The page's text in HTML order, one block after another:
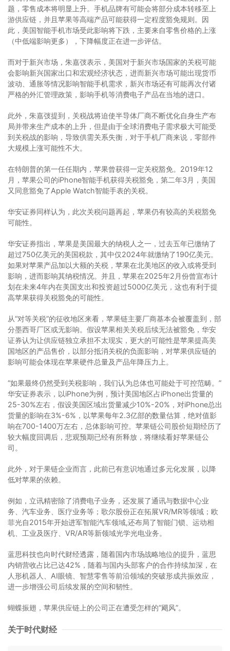
题，零售成本将明显上升。手机品牌有可能会将部分成本转移至上
游供应链，并且苹果等高端产品可能获得一定程度豁免规则。因
此，美国智能手机市场受此影响将下跌，主要来自零售价格的上涨
（中低端影响更多），下降幅度正在进一步评估。
而对于新兴市场，朱嘉弢表示，美国对于新兴市场国家的关税可能
会影响新兴国家出口和宏观经济状态，进而新兴市场可能出现货币
波动、通胀等情况影响智能手机需求，新兴市场还有可能再次付诸
严格的外汇管理政策，影响手机等消费电子产品在当地的进口。
此外，朱嘉弢提到，关税战将迫使半导体厂商不断优化自身生产布
局并带来生产成本的上升，但是由于全球消费电子需求极大可能受
到关税战的影响，导致供需关系失衡，对于手机厂商来说，零部件
大规模上涨可能性不大。
在特朗普的第一任任期内，苹果曾获得一定关税豁免。2019年12
月，苹果公司的iPhone智能手机获得关税豁免，第二年3月，美国
又同意豁免了Apple Watch智能手表的关税。
华安证券同样认为，此次关税问题再起，苹果仍有较高的关税豁免
可能性。
华安证券指出，苹果是美国最大的纳税人之一，过去五年已缴纳了
超过750亿美元的美国税款，其中仅2024年就缴纳了190亿美元。
如果对苹果产品加以大额的关税，苹果在北美地区的收入或将受到
影响，进而影响其纳税情况。并且，苹果在2025年2月份曾宣布计
划在未来4年内在美国支出和投资超过5000亿美元，这也有利于提
高苹果获得关税豁免的可能性。
从“对等关税”的征收地区来看，苹果链主要厂商基本会被覆盖到，部
分墨西哥厂区或无影响。假设苹果相关关税后续无法被豁免，华安
证券认为让供应链独立承担不太现实，更大的可能性是苹果提高美
国地区的产品售价，以部分抵消关税的负面影响，对苹果供应链的
影响可能会体现在苹果硬件总量及产品年降压力上。
“如果最终仍然受到关税影响，我们认为总体也可能处于可控范畴。”
华安证券表示，以iPhone为例，预计美国地区占iPhone出货量的
25-30%左右，假设美国区域出货量减少10%-20%，对iPhone总出
货量的影响在3%-6%，以苹果每年2.3亿部的数量估算，绝对值影
响在700-1400万左右，总体影响可控。苹果链公司股价短期经历了
较大幅度回调后，悲观预期已经有所释放，将继续看好苹果链公
司。
此外，对于果链企业而言，此前已有意识地通过多元化发展，以降
低对苹果的依赖。
例如，立讯精密除了消费电子业务，还发展了通讯与数据中心业
务、汽车业务、医疗业务等；歌尔股份正在拓展VR/MR等领域；欧
菲光自2015年开始进军智能汽车领域,还布局了智能门锁、运动相
机、工业及医疗、VR/AR等新领域光学光电业务。
蓝思科技也向时代财经透露，随着国内市场战略地位的提升，蓝思
内销营收占比已达42%，随着与国内头部客户的合作持续加深，在
人形机器人、AI眼镜、智慧零售等前沿领域的突破形成共振效应，
进一步增强公司后续发展的空间和韧性。
蝴蝶振翅，苹果供应链上的公司正在遭受怎样的“飓风”。
关于时代财经